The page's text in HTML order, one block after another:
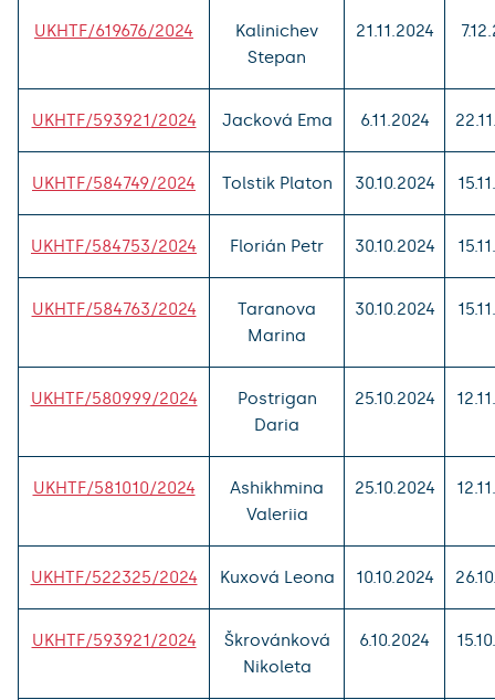
UKHTF/619676/2024
Kalinichev
Stepan
21.11.2024
UKHTF/593921/2024 Jacková Ema 6.11.2024
UKHTF/584749/2024 Tolstik Platon 30.10.2024
UKHTF/584753/2024 Florián Petr 30.10.2024
UKHTF/584763/2024
Taranova
Marina
30.10.2024
UKHTF/580999/2024
Postrigan
Daria
25.10.2024
UKHTF/581010/2024
Ashikhmina
Valeriia
25.10.2024
UKHTF/522325/2024 Kuxová Leona 10.10.2024
UKHTF/593921/2024
Škrovánková
Nikoleta
6.10.2024